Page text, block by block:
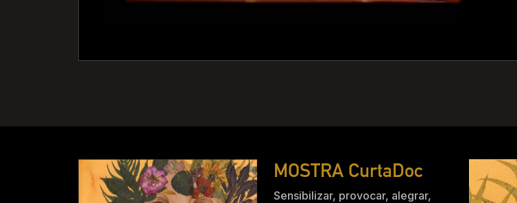
MOSTRA CurtaDoc
Sensibilizar, provocar, alegrar,